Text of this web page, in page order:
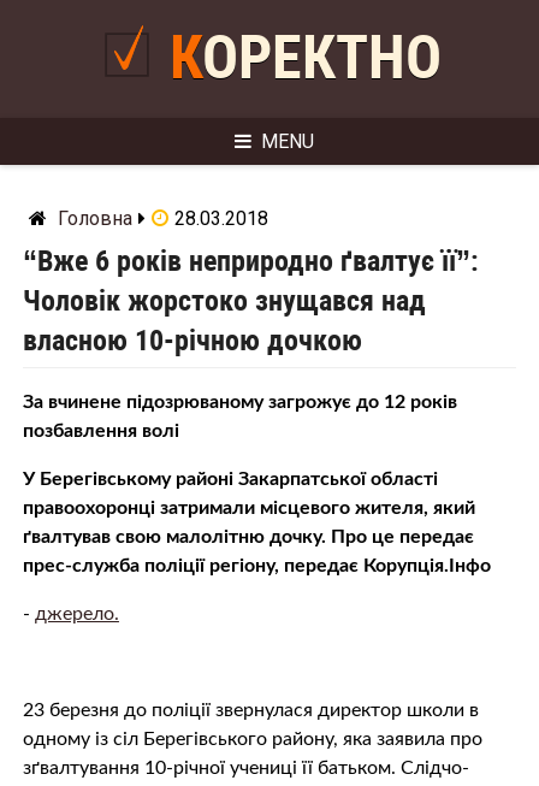
КОРЕКТНО
MENU
Головна 28.03.2018
“Вже 6 років неприродно ґвалтує її”:
Чоловік жорстоко знущався над
власною 10-річною дочкою
За вчинене підозрюваному загрожує до 12 років
позбавлення волі
У Берегівському районі Закарпатської області
правоохоронці затримали місцевого жителя, який
ґвалтував свою малолітню дочку. Про це передає
прес-служба поліції регіону, передає Корупція.Інфо
- джерело.
23 березня до поліції звернулася директор школи в
одному із сіл Берегівського району, яка заявила про
зґвалтування 10-річної учениці її батьком. Слідчо-